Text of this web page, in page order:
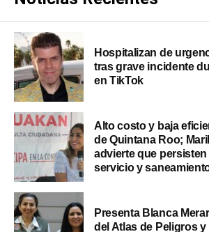
Hospitalizan de
tras grave incidente
en TikTok
Alto costo y baja
de Quintana Roo;
advierte que
servicio y
Presenta Blanca
del Atlas de Peligros